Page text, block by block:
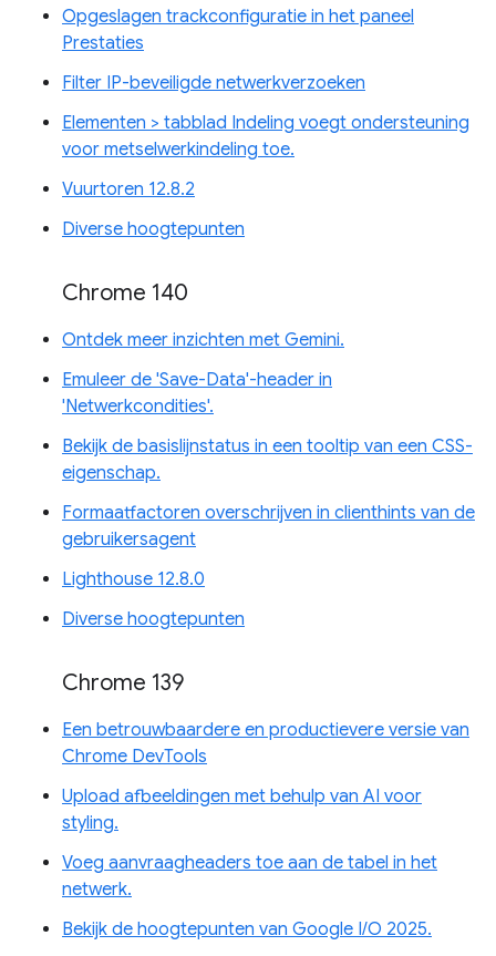
Opgeslagen trackconfiguratie in het paneel
Prestaties
Filter IP-beveiligde netwerkverzoeken
Elementen > tabblad Indeling voegt ondersteuning
voor metselwerkindeling toe.
Vuurtoren 12.8.2
Diverse hoogtepunten
Chrome 140
Ontdek meer inzichten met Gemini.
Emuleer de 'Save-Data'-header in
'Netwerkcondities'.
Bekijk de basislijnstatus in een tooltip van een CSS-
eigenschap.
Formaatfactoren overschrijven in clienthints van de
gebruikersagent
Lighthouse 12.8.0
Diverse hoogtepunten
Chrome 139
Een betrouwbaardere en productievere versie van
Chrome DevTools
Upload afbeeldingen met behulp van AI voor
styling.
Voeg aanvraagheaders toe aan de tabel in het
netwerk.
Bekijk de hoogtepunten van Google I/O 2025.